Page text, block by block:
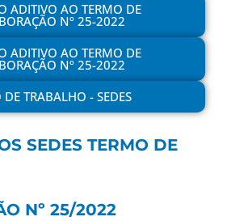
ADITIVO AO TERMO DE
Nº 25-2022
ADITIVO AO TERMO DE
Nº 25-2022
TRABALHO - SEDES
SEDES TERMO DE
Nº 25/2022